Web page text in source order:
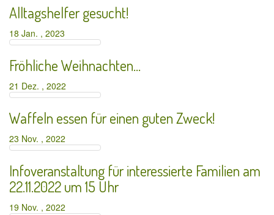
Alltagshelfer gesucht!
18 Jan. , 2023
Fröhliche Weihnachten…
21 Dez. , 2022
Waffeln essen für einen guten Zweck!
23 Nov. , 2022
Infoveranstaltung für interessierte Familien am
22.11.2022 um 15 Uhr
19 Nov. , 2022